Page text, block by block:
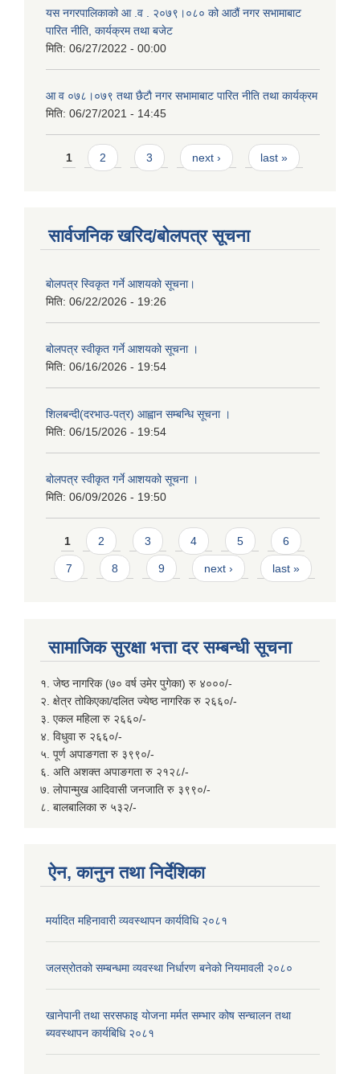
यस नगरपालिकाको आ‍ .व . २०७९।०८० को आठौं नगर सभामाबाट
पारित नीति, कार्यक्रम तथा बजेट
मिति: 06/27/2022 - 00:00
आ‍ व ०७८।०७९ तथा छैटाै नगर सभामाबाट पारित नीति तथा कार्यक्रम
मिति: 06/27/2021 - 14:45
Pages
1 2 3 next › last »
सार्वजनिक खरिद/बोलपत्र सूचना
बाेलपत्र स्विकृत गर्ने आशयकाे सूचना।
मिति: 06/22/2026 - 19:26
बोलपत्र स्वीकृत गर्ने आशयको सूचना ।
मिति: 06/16/2026 - 19:54
शिलबन्दी(दरभाउ-पत्र) आह्वान सम्बन्धि सूचना ।
मिति: 06/15/2026 - 19:54
बोलपत्र स्वीकृत गर्ने आशयको सूचना ।
मिति: 06/09/2026 - 19:50
Pages
1 2 3 4 5 6
7 8 9 next › last »
सामाजिक सुरक्षा भत्ता दर सम्बन्धी सूचना
१. जेष्ठ नागरिक (७० वर्ष उमेर पुगेका) रु ४०००/-
२. क्षेत्र तोकिएका/दलित ज्येष्ठ नागरिक रु २६६०/-
३. एकल महिला रु २६६०/-
४. विधुवा रु २६६०/-
५. पूर्ण अपाङगता रु ३९९०/-
६. अति अशक्त अपाङगता रु २१२८/-
७. लोपान्मुख आदिवासी जनजाति रु ३९९०/-
८. बालबालिका रु ५३२/-
ऐन, कानुन तथा निर्देशिका
मर्यादित महिनावारी व्यवस्थापन कार्यविधि २०८१
जलस्रोतको सम्बन्धमा व्यवस्था निर्धारण बनेको नियमावली २०८०
खानेपानी तथा सरसफाइ योजना मर्मत सम्भार कोष सन्चालन तथा
ब्यवस्थापन कार्यबिधि २०८१